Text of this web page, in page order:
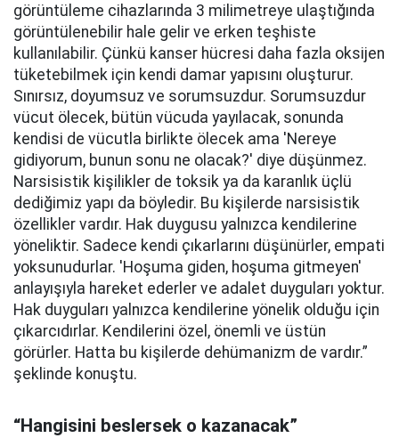
görüntüleme cihazlarında 3 milimetreye ulaştığında
görüntülenebilir hale gelir ve erken teşhiste
kullanılabilir. Çünkü kanser hücresi daha fazla oksijen
tüketebilmek için kendi damar yapısını oluşturur.
Sınırsız, doyumsuz ve sorumsuzdur. Sorumsuzdur
vücut ölecek, bütün vücuda yayılacak, sonunda
kendisi de vücutla birlikte ölecek ama 'Nereye
gidiyorum, bunun sonu ne olacak?' diye düşünmez.
Narsisistik kişilikler de toksik ya da karanlık üçlü
dediğimiz yapı da böyledir. Bu kişilerde narsisistik
özellikler vardır. Hak duygusu yalnızca kendilerine
yöneliktir. Sadece kendi çıkarlarını düşünürler, empati
yoksunudurlar. 'Hoşuma giden, hoşuma gitmeyen'
anlayışıyla hareket ederler ve adalet duyguları yoktur.
Hak duyguları yalnızca kendilerine yönelik olduğu için
çıkarcıdırlar. Kendilerini özel, önemli ve üstün
görürler. Hatta bu kişilerde dehümanizm de vardır.”
şeklinde konuştu.
“Hangisini beslersek o kazanacak”